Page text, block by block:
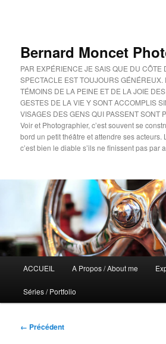
Bernard Moncet
PAR EXPÉRIENCE JE SAIS QUE DU CÔTE
SPECTACLE EST TOUJOURS
TÉMOINS DE LA PEINE ET DE LA JOIE
GESTES DE LA VIE Y SONT ACCOMPLIS
VISAGES DES GENS QUI PASSENT SONT
Voir et Photographier, c’est souvent se
bord un petit théâtre et attendre ses acteurs.
c’est bien le diable s’ils ne finissent pas par
principal
ACCUEIL A Propos / About me
Séries / Portfolio
Navigation
← Précédent